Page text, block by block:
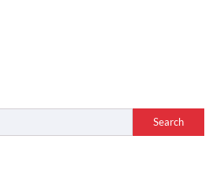
Search